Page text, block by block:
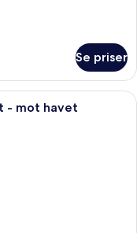
Se priser
kök med matplats,
- mot havet